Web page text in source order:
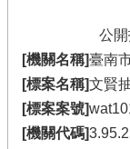
公
[機關名稱]臺南
[標案名稱]文賢
[標案案號]
[機關代碼]